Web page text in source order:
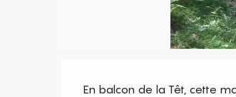
Description
En balcon de la Têt, cette